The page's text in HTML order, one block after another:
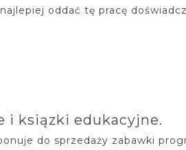
oddać tę pracę
i ksiązki edukacyjne.
do sprzedaży zabawki